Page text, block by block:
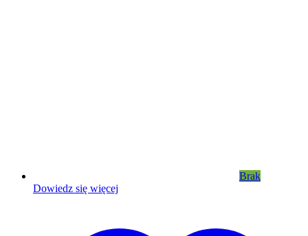
Brak
Dowiedz się więcej